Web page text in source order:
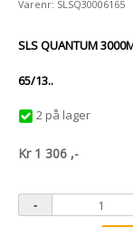
Varenr: SLSQ30006165
SLS QUANTUM
65/13..
2 på lager
Kr 1 306 ,-